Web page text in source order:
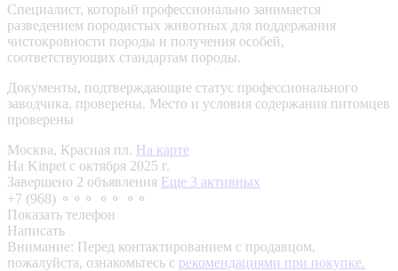
Специалист, который профессионально занимается
разведением породистых животных для поддержания
чистокровности породы и получения особей,
соответствующих стандартам породы.
Документы, подтверждающие статус профессионального
заводчика, проверены. Место и условия содержания питомцев
проверены
Москва, Красная пл. На карте
На Kinpet c октября 2025 г.
Завершено 2 объявления Еще 3 активных
+7 (968) ⚬⚬⚬ ⚬⚬ ⚬⚬
Показать телефон
Написать
Внимание: Перед контактированием с продавцом,
пожалуйста, ознакомьтесь с рекомендациями при покупке.